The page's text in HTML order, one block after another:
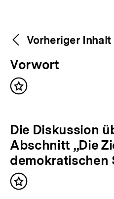
Weitere
Inhalte
Content-
Navigation
Vorheriger Inhalt
V
o
r
e
r
i
g
e
Vorwort
Inhalt
N
ä
c
h
s
Die Diskussion
Abschnitt „Die
demokratischen
Inhalt